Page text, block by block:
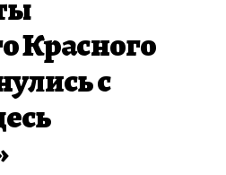
Красного
с